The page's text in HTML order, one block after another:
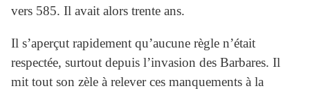
vers 585. Il avait alors trente ans.
Il s’aperçut rapidement qu’aucune règle n’était
respectée, surtout depuis l’invasion des Barbares. Il
mit tout son zèle à relever ces manquements à la